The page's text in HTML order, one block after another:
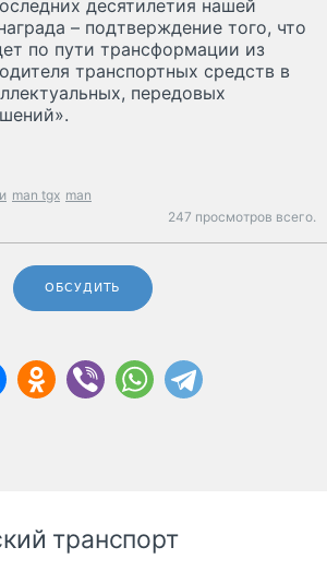
десятилетия нашей
– подтверждение того, что
по пути трансформации из
транспортных средств в
передовых
man tgx man
247 просмотров всего.
ОБСУДИТЬ
транспорт